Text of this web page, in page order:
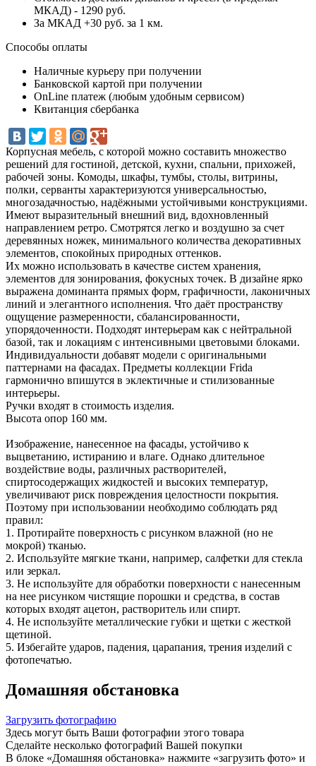
МКАД) - 1290 руб.
За МКАД +30 руб. за 1 км.
Способы оплаты
Наличные курьеру при получении
Банковской картой при получении
OnLine платеж (любым удобным сервисом)
Квитанция сбербанка
Корпусная мебель, с которой можно составить множество
решений для гостиной, детской, кухни, спальни, прихожей,
рабочей зоны. Комоды, шкафы, тумбы, столы, витрины,
полки, серванты характеризуются универсальностью,
многозадачностью, надёжными устойчивыми конструкциями.
Имеют выразительный внешний вид, вдохновленный
направлением ретро. Смотрятся легко и воздушно за счет
деревянных ножек, минимального количества декоративных
элементов, спокойных природных оттенков.
Их можно использовать в качестве систем хранения,
элементов для зонирования, фокусных точек. В дизайне ярко
выражена доминанта прямых форм, графичности, лаконичных
линий и элегантного исполнения. Что даёт пространству
ощущение размеренности, сбалансированности,
упорядоченности. Подходят интерьерам как с нейтральной
базой, так и локациям с интенсивными цветовыми блоками.
Индивидуальности добавят модели с оригинальными
паттернами на фасадах. Предметы коллекции Frida
гармонично впишутся в эклектичные и стилизованные
интерьеры.
Ручки входят в стоимость изделия.
Высота опор 160 мм.
Изображение, нанесенное на фасады, устойчиво к
выцветанию, истиранию и влаге. Однако длительное
воздействие воды, различных растворителей,
спиртосодержащих жидкостей и высоких температур,
увеличивают риск повреждения целостности покрытия.
Поэтому при использовании необходимо соблюдать ряд
правил:
1. Протирайте поверхность с рисунком влажной (но не
мокрой) тканью.
2. Используйте мягкие ткани, например, салфетки для стекла
или зеркал.
3. Не используйте для обработки поверхности с нанесенным
на нее рисунком чистящие порошки и средства, в состав
которых входят ацетон, растворитель или спирт.
4. Не используйте металлические губки и щетки с жесткой
щетиной.
5. Избегайте ударов, падения, царапания, трения изделий с
фотопечатью.
Домашняя обстановка
Загрузить фотографию
Здесь могут быть Ваши фотографии этого товара
Сделайте несколько фотографий Вашей покупки
В блоке «Домашняя обстановка» нажмите «загрузить фото» и